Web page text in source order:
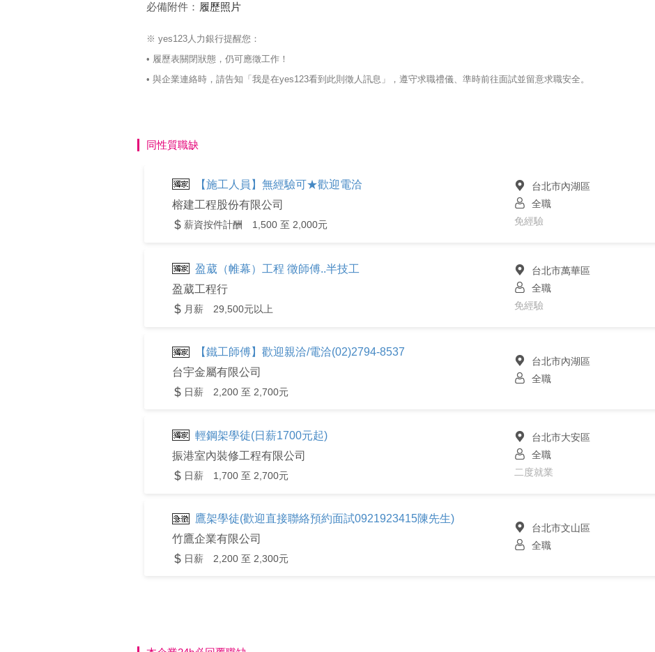
必備附件： 履歷照片
※ yes123人力銀行提醒您：
• 履歷表關閉狀態，仍可應徵工作！
• 與企業連絡時，請告知「我是在yes123看到此則徵人訊息」，遵守求職禮儀、準時前往面試並留意求職安全。
同性質職缺
【施工人員】無經驗可★歡迎電洽
榕建工程股份有限公司
薪資按件計酬 1,500 至 2,000元
台北市內湖區
全職
免經驗
盈葳（帷幕）工程 徵師傅..半技工
盈葳工程行
月薪 29,500元以上
台北市萬華區
全職
免經驗
【鐵工師傅】歡迎親洽/電洽(02)2794-8537
台宇金屬有限公司
日薪 2,200 至 2,700元
台北市內湖區
全職
輕鋼架學徒(日薪1700元起)
振港室內裝修工程有限公司
日薪 1,700 至 2,700元
台北市大安區
全職
二度就業
鷹架學徒(歡迎直接聯絡預約面試0921923415陳先生)
竹鷹企業有限公司
日薪 2,200 至 2,300元
台北市文山區
全職